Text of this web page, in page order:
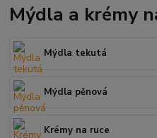
Mýdla a krémy
Mýdla tekutá
Mýdla pěnová
Krémy na ruce